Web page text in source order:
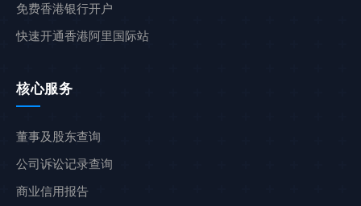
免费香港银行开户
快速开通香港阿里国际站
核心服务
董事及股东查询
公司诉讼记录查询
商业信用报告